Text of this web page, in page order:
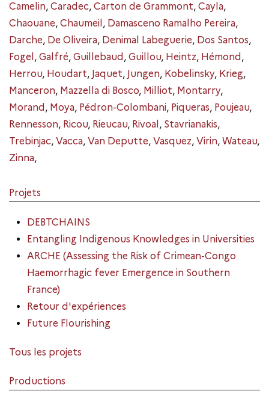
Camelin, Caradec, Carton de Grammont, Cayla,
Chaouane, Chaumeil , Damasceno Ramalho Pereira,
Darche, De Oliveira, Denimal Labeguerie, Dos Santos,
Fogel , Galfré, Guillebaud , Guillou, Heintz, Hémond ,
Herrou, Houdart, Jaquet, Jungen, Kobelinsky, Krieg,
Manceron, Mazzella di Bosco, Milliot, Montarry,
Morand , Moya, Pédron-Colombani, Piqueras, Poujeau,
Rennesson, Ricou, Rieucau, Rivoal , Stavrianakis,
Trebinjac, Vacca, Van Deputte, Vasquez, Virin, Wateau,
Zinna,
Projets
DEBTCHAINS
Entangling Indigenous Knowledges in Universities
ARCHE (Assessing the Risk of Crimean-Congo
Haemorrhagic fever Emergence in Southern
France)
Retour d'expériences
Future Flourishing
Tous les projets
Productions